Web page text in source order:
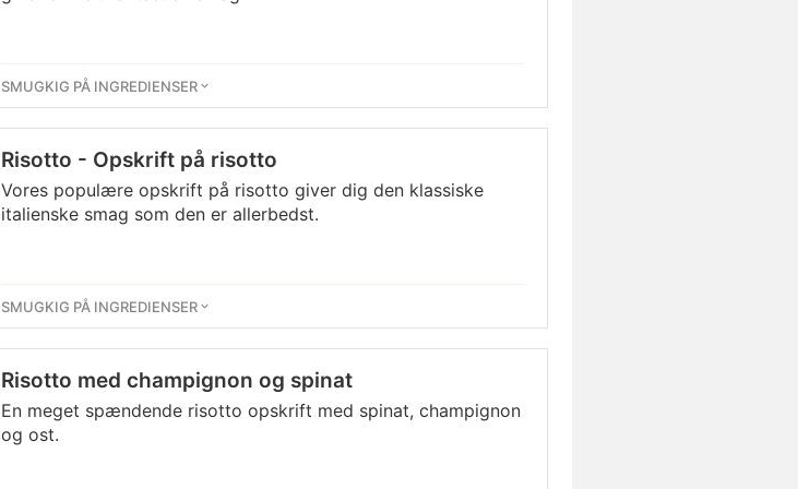
SMUGKIG PÅ INGREDIENSER
Risotto - Opskrift på risotto
Vores populære opskrift på risotto giver dig den klassiske
italienske smag som den er allerbedst.
SMUGKIG PÅ INGREDIENSER
Risotto med champignon og spinat
En meget spændende risotto opskrift med spinat, champignon
og ost.